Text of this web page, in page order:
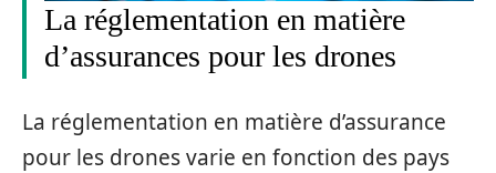
La réglementation en matière
d’assurances pour les drones
La réglementation en matière d’assurance
pour les drones varie en fonction des pays